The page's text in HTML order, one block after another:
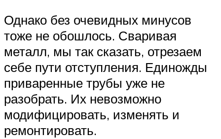
Однако без очевидных минусов
тоже не обошлось. Сваривая
металл, мы так сказать, отрезаем
себе пути отступления. Единожды
приваренные трубы уже не
разобрать. Их невозможно
модифицировать, изменять и
ремонтировать.